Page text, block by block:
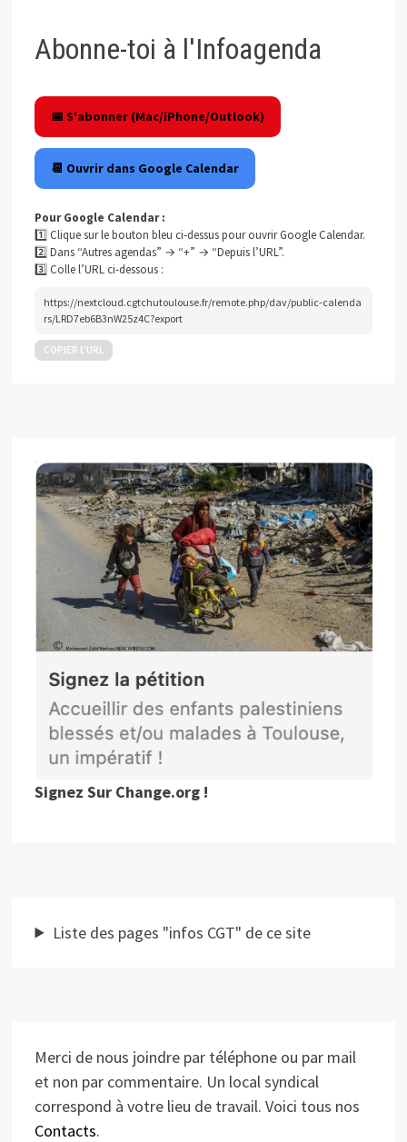
Abonne-toi à l'Infoagenda
📅 S'abonner (Mac/iPhone/Outlook)
📆 Ouvrir dans Google Calendar
Pour Google Calendar :
1️⃣ Clique sur le bouton bleu ci-dessus pour ouvrir Google Calendar.
2️⃣ Dans “Autres agendas” → “+” → “Depuis l’URL”.
3️⃣ Colle l’URL ci-dessous :
https://nextcloud.cgtchutoulouse.fr/remote.php/dav/public-calenda
rs/LRD7eb6B3nW25z4C?export
COPIER L’URL
Signez Sur Change.org !
Liste des pages "infos CGT" de ce site
Merci de nous joindre par téléphone ou par mail
et non par commentaire. Un local syndical
correspond à votre lieu de travail. Voici tous nos
Contacts.